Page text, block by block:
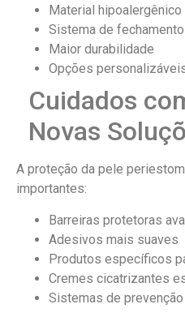
Material hipoalergênico
Sistema de
Maior durabilidade
Opções
Cuidados
Novas
A proteção da pele
importantes:
Barreiras protetoras
Adesivos mais suaves
Produtos específicos
Cremes cicatrizantes
Sistemas de